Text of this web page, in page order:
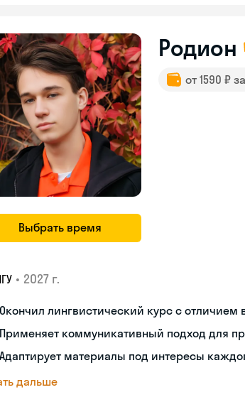
Выбрать время
Родион
от 1590 ₽
• 2027 г.
Окончил лингвистический курс с отличием
Применяет коммуникативный подход для
Адаптирует материалы под интересы
дальше